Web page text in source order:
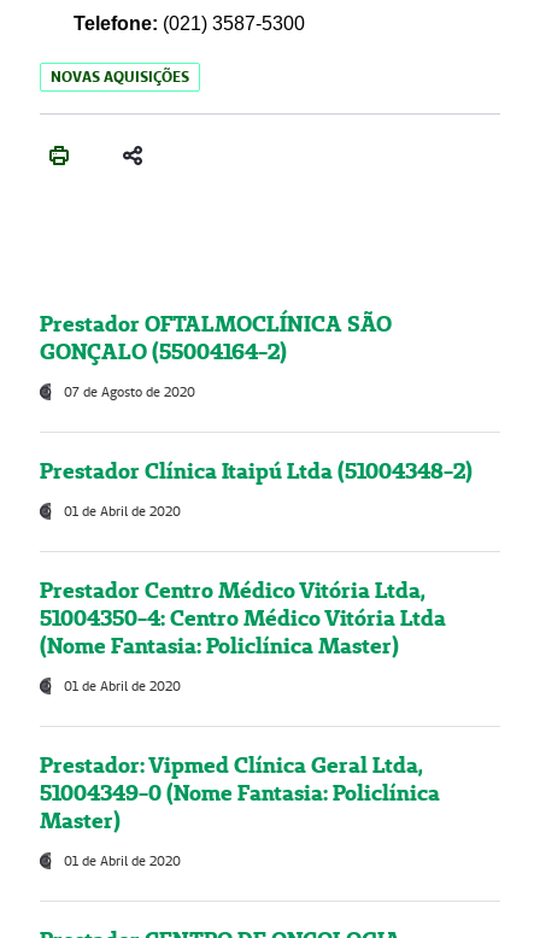
Telefone: (021) 3587-5300
NOVAS AQUISIÇÕES
Prestador OFTALMOCLÍNICA SÃO
GONÇALO (55004164-2)
07 de Agosto de 2020
Prestador Clínica Itaipú Ltda (51004348-2)
01 de Abril de 2020
Prestador Centro Médico Vitória Ltda,
51004350-4: Centro Médico Vitória Ltda
(Nome Fantasia: Policlínica Master)
01 de Abril de 2020
Prestador: Vipmed Clínica Geral Ltda,
51004349-0 (Nome Fantasia: Policlínica
Master)
01 de Abril de 2020